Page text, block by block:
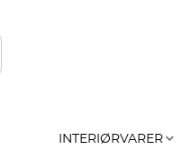
INTERIØRVARER